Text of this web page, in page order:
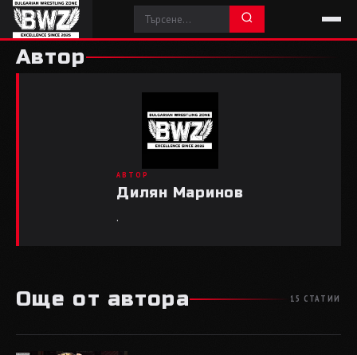
Автор
AВТОР
Дилян Маринов
.
Още от автора 15 СТАТИИ